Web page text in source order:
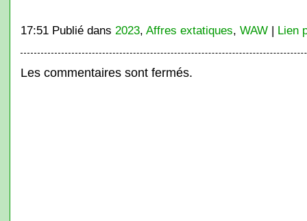
17:51 Publié dans 2023, Affres extatiques, WAW| Lien
Les commentaires sont fermés.